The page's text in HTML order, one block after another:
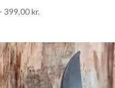
399,00kr.